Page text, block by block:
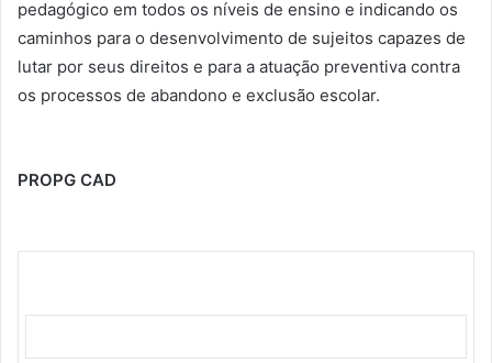
pedagógico em todos os níveis de ensino e indicando os
caminhos para o desenvolvimento de sujeitos capazes de
lutar por seus direitos e para a atuação preventiva contra
os processos de abandono e exclusão escolar.
PROPG CAD